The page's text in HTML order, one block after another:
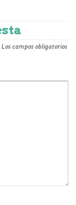
Los campos obligatorios